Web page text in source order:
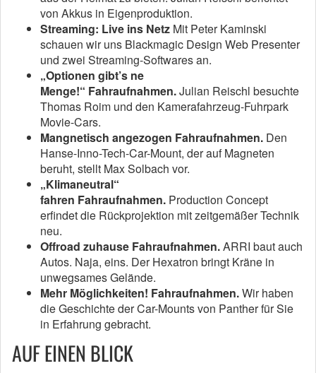
von Akkus in Eigenproduktion.
Streaming: Live ins Netz Mit Peter Kaminski
schauen wir uns Blackmagic Design Web Presenter
und zwei Streaming-Softwares an.
„Optionen gibt’s ne
Menge!“ Fahraufnahmen.Julian Reischl besuchte
Thomas Roim und den Kamerafahrzeug-Fuhrpark
Movie-Cars.
Mangnetisch angezogen Fahraufnahmen. Den
Hanse-Inno-Tech-Car-Mount, der auf Magneten
beruht, stellt Max Solbach vor.
„Klimaneutral“
fahren Fahraufnahmen. Production Concept
erfindet die Rückprojektion mit zeitgemäßer Technik
neu.
Offroad zuhause Fahraufnahmen.ARRI baut auch
Autos. Naja, eins. Der Hexatron bringt Kräne in
unwegsames Gelände.
Mehr Möglichkeiten! Fahraufnahmen.Wir haben
die Geschichte der Car-Mounts von Panther für Sie
in Erfahrung gebracht.
AUF EINEN BLICK